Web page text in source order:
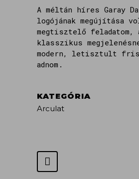
A méltán híres Garay
logójának megújítása
megtisztelő feladatom,
klasszikus
modern, letisztult
adnom.
KATEGÓRIA
Arculat